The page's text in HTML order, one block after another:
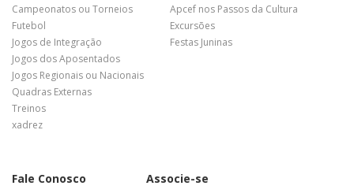
Campeonatos ou Torneios
Futebol
Jogos de Integração
Jogos dos Aposentados
Jogos Regionais ou Nacionais
Quadras Externas
Treinos
xadrez
Apcef nos Passos da Cultura
Excursões
Festas Juninas
Fale Conosco Associe-se